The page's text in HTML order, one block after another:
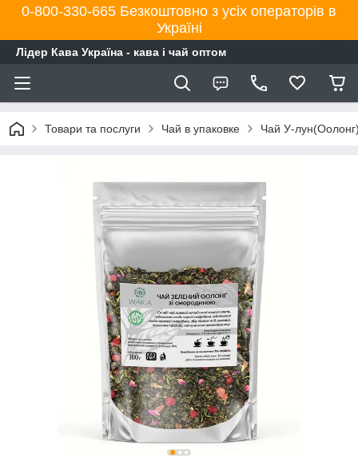
0-800-330-665 Безкоштовно з усіх операторів в
Україні
Лідер Кава Україна - кава і чай оптом
Товари та послуги Чай в упаковке Чай У-лун(Оолонг)